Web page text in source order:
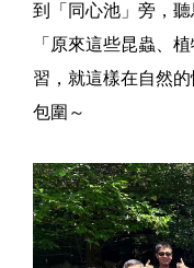
到「同心池」旁，
「原來這些昆蟲、
習，就這樣在自然
包圍～